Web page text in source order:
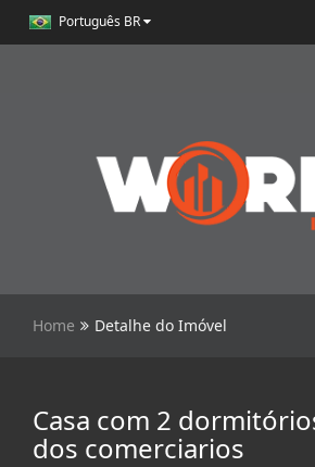
Português BR
Home Detalhe do Imóvel
Casa com 2
dos comerciarios